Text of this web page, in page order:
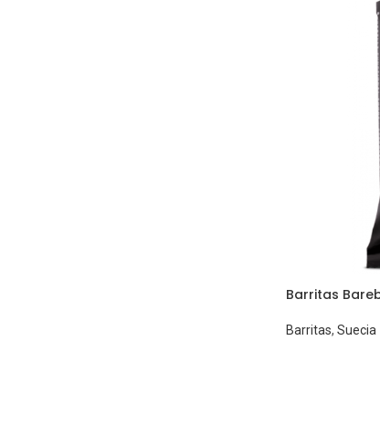
Barritas
Barritas, Suecia